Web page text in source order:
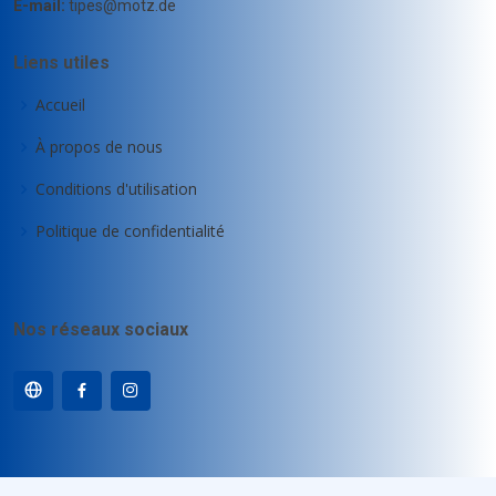
E-mail: tipes@motz.de
Liens utiles
Accueil
À propos de nous
Conditions d'utilisation
Politique de confidentialité
Nos réseaux sociaux